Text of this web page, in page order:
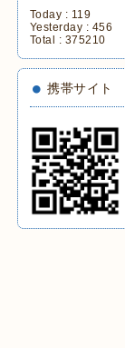
Today : 119
Yesterday : 456
Total : 375210
携帯サイト